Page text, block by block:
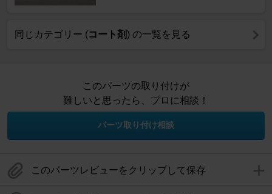
同じカテゴリー (コート剤) の一覧を見る
このパーツの取り付けが
難しいと思ったら、プロに相談！
パーツ取り付け相談
このパーツレビューをクリップして保存